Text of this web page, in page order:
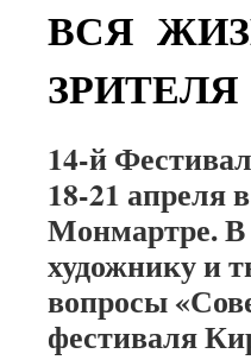
ВСЯ
14-й
18-21 апреля
Монмартре. В
художнику и
вопросы
фестиваля